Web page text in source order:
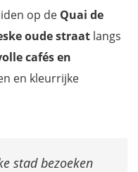
op de Quai de
oude straat langs
cafés en
en kleurrijke
stad bezoeken